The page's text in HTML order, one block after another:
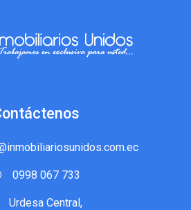
0998 067 733
Urdesa Central,